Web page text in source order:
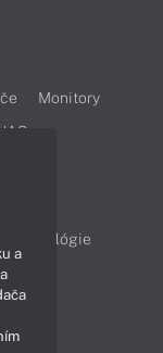
Monitory
Technológie
a